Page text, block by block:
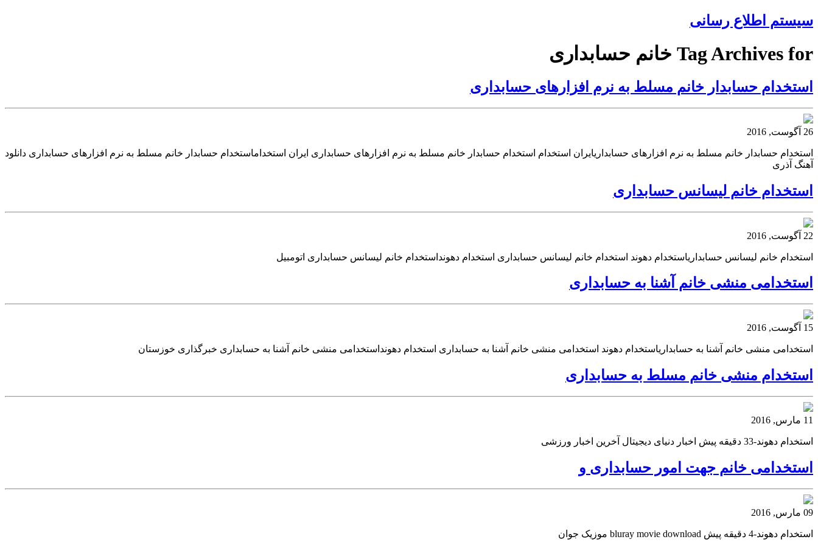
سیستم اطلاع رسانی
Tag Archives for خانم حسابداری
استخدام حسابدار خانم مسلط به نرم افزارهای حسابداری
26 آگوست, 2016
استخدام حسابدار خانم مسلط به نرم افزارهای حسابداریایران استخدام استخدام حسابدار خانم مسلط به نرم افزارهای حسابداری ایران استخداماستخدام حسابدار خانم مسلط به نرم افزارهای حسابداری دانلود
آهنگ آذری
استخدام خانم لیسانس حسابداری
22 آگوست, 2016
استخدام خانم لیسانس حسابداریاستخدام دهوند استخدام خانم لیسانس حسابداری استخدام دهونداستخدام خانم لیسانس حسابداری اتومبیل
استخدامی منشی خانم آشنا به حسابداری
15 آگوست, 2016
استخدامی منشی خانم آشنا به حسابداریاستخدام دهوند استخدامی منشی خانم آشنا به حسابداری استخدام دهونداستخدامی منشی خانم آشنا به حسابداری خبرگذاری خوزستان
استخدام منشی خانم مسلط به حسابداری
11 مارس, 2016
استخدام دهوند-33 دقیقه پیش اخبار دنیای دیجیتال آخرین اخبار ورزشی
استخدامی خانم جهت امور حسابداری و
09 مارس, 2016
استخدام دهوند-4 دقیقه پیش bluray movie download موزیک جوان